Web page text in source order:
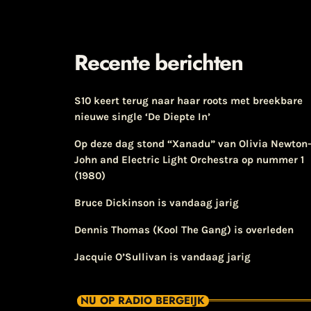
Recente berichten
S10 keert terug naar haar roots met breekbare
nieuwe single ‘De Diepte In’
Op deze dag stond “Xanadu” van Olivia Newton-
John and Electric Light Orchestra op nummer 1
(1980)
Bruce Dickinson is vandaag jarig
Dennis Thomas (Kool The Gang) is overleden
Jacquie O’Sullivan is vandaag jarig
NU OP RADIO BERGEIJK